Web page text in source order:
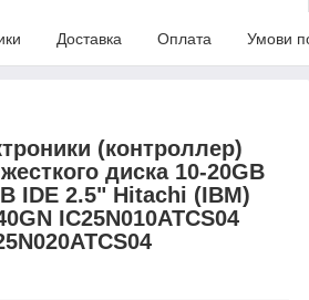
Доставка Оплата Умови
(контроллер)
диска 10-20GB
IDE 2.5" Hitachi (IBM)
IC25N010ATCS04